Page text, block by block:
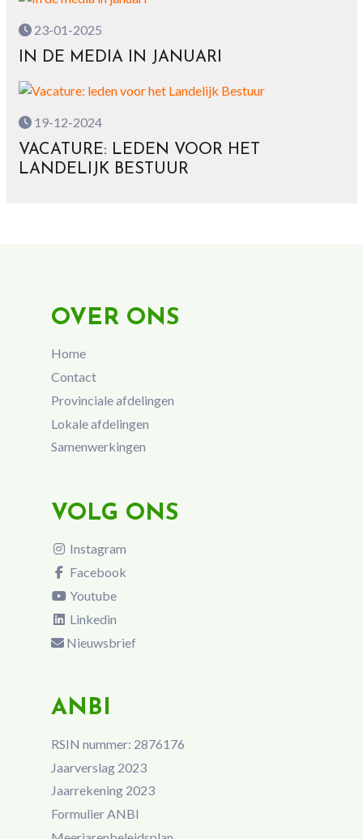
23-01-2025
IN DE MEDIA IN JANUARI
19-12-2024
VACATURE: LEDEN VOOR HET
LANDELIJK BESTUUR
OVER ONS
Home
Contact
Provinciale afdelingen
Lokale afdelingen
Samenwerkingen
VOLG ONS
Instagram
Facebook
Youtube
Linkedin
Nieuwsbrief
ANBI
RSIN nummer: 2876176
Jaarverslag 2023
Jaarrekening 2023
Formulier ANBI